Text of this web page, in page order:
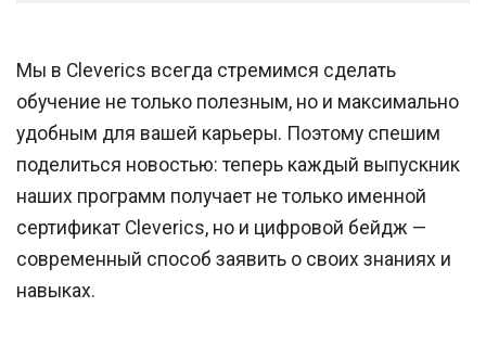
Мы в Cleverics всегда стремимся сделать
обучение не только полезным, но и максимально
удобным для вашей карьеры. Поэтому спешим
поделиться новостью: теперь каждый выпускник
наших программ получает не только именной
сертификат Cleverics, но и цифровой бейдж —
современный способ заявить о своих знаниях и
навыках.